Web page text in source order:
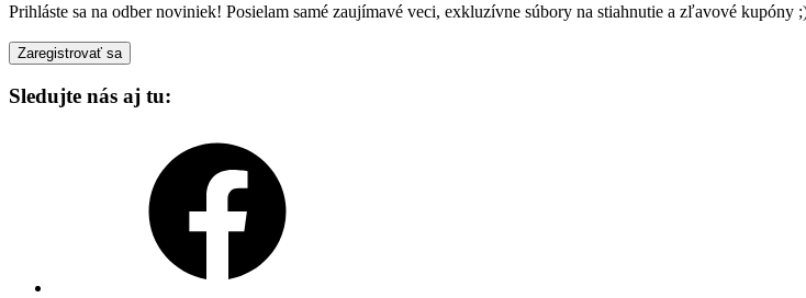
Prihláste sa na odber noviniek! Posielam samé zaujímavé veci, exkluzívne súbory na stiahnutie a zľavové kupóny
Sledujte nás aj tu: